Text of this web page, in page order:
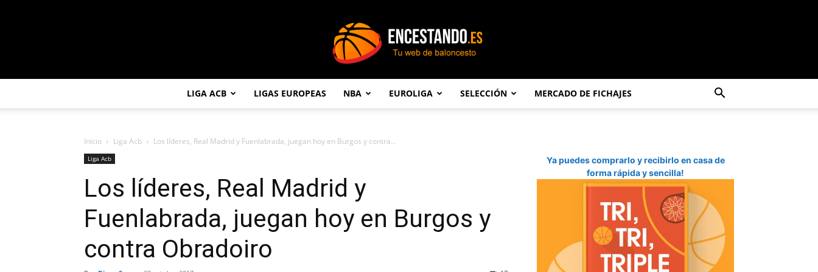
LIGA ACB LIGAS EUROPEAS NBA EUROLIGA SELECCIÓN MERCADO DE FICHAJES
Inicio Liga Acb Los líderes, Real Madrid y Fuenlabrada, juegan hoy en Burgos y contra...
Liga Acb
Los líderes, Real Madrid y
Fuenlabrada, juegan hoy en Burgos y
contra Obradoiro
Ya puedes comprarlo y recibirlo en casa de
forma rápida y sencilla!